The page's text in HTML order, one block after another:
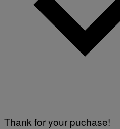
Thank for your puchase!